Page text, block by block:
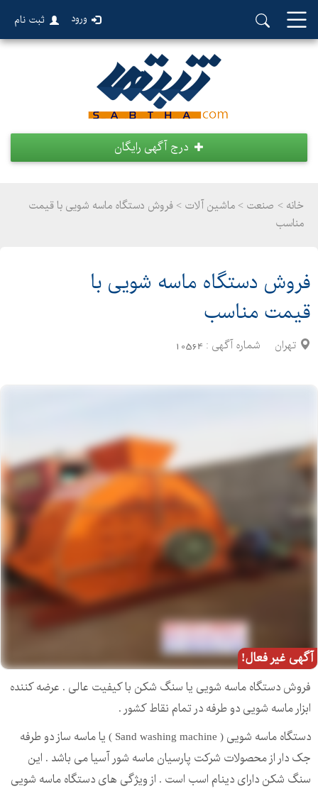
ورود ثبت نام
درج آگهی رایگان
خانه > صنعت > ماشین آلات > فروش دستگاه ماسه شویی با قیمت
مناسب
فروش دستگاه ماسه شویی با
قیمت مناسب
تهران شماره آگهی : 10564
آگهی غیر فعال!
فروش دستگاه ماسه شویی یا سنگ شکن با کیفیت عالی . عرضه کننده
ابزار ماسه شویی دو طرفه در تمام نقاط کشور .
دستگاه ماسه شویی ( Sand washing machine ) یا ماسه ساز دو طرفه
جک دار از محصولات شرکت پارسیان ماسه شور آسیا می باشد . این
سنگ شکن دارای دینام اسب است . از ویژگی های دستگاه ماسه شویی